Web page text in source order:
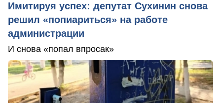
Имитируя успех: депутат Сухинин снова
решил «попиариться» на работе
администрации
И снова «попал впросак»